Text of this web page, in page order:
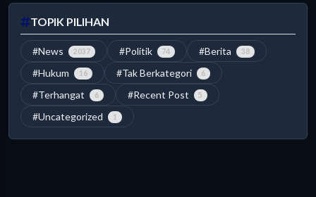
TOPIK PILIHAN
#News 2037 #Politik 74 #Berita 38
#Hukum 16 #Tak Berkategori 6
#Terhangat 6 #Recent Post 5
#Uncategorized 1